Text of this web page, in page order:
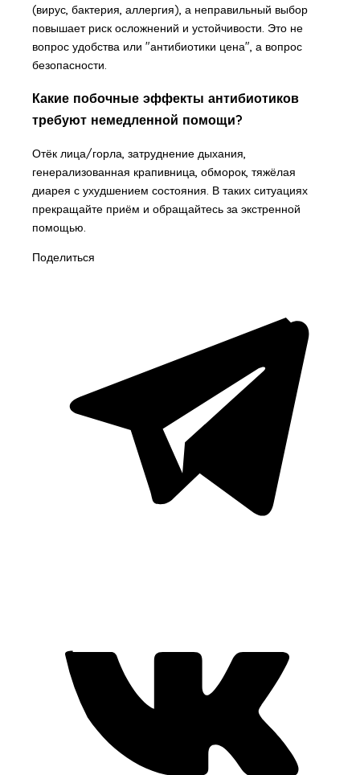
(вирус, бактерия, аллергия), а неправильный выбор
повышает риск осложнений и устойчивости. Это не
вопрос удобства или "антибиотики цена", а вопрос
безопасности.
Какие побочные эффекты антибиотиков
требуют немедленной помощи?
Отёк лица/горла, затруднение дыхания,
генерализованная крапивница, обморок, тяжёлая
диарея с ухудшением состояния. В таких ситуациях
прекращайте приём и обращайтесь за экстренной
помощью.
Поделиться